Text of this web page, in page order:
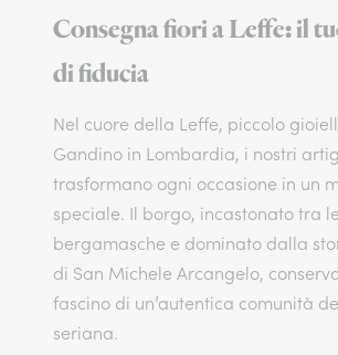
Consegna fiori a Leffe: il
di fiducia
Nel cuore della Leffe, piccolo
Gandino in Lombardia, i nostri
trasformano ogni occasione in un
speciale. Il borgo, incastonato tra
bergamasche e dominato dalla
di San Michele Arcangelo,
fascino di un’autentica comunità
seriana.